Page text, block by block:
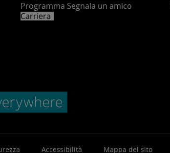
Programma Segnala un amico
Carriera
Accessibilità Mappa del sito